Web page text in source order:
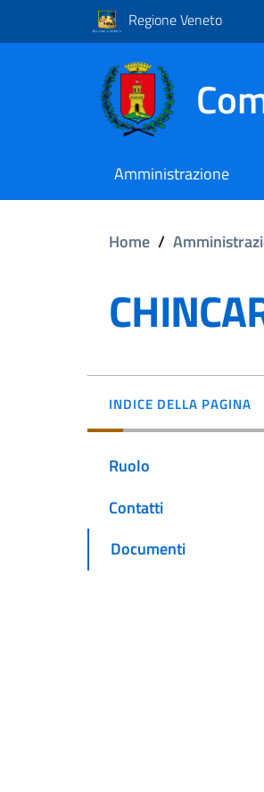
Regione Veneto
Amministrazione
Home /
INDICE DELLA PAGINA
Ruolo
Contatti
Documenti